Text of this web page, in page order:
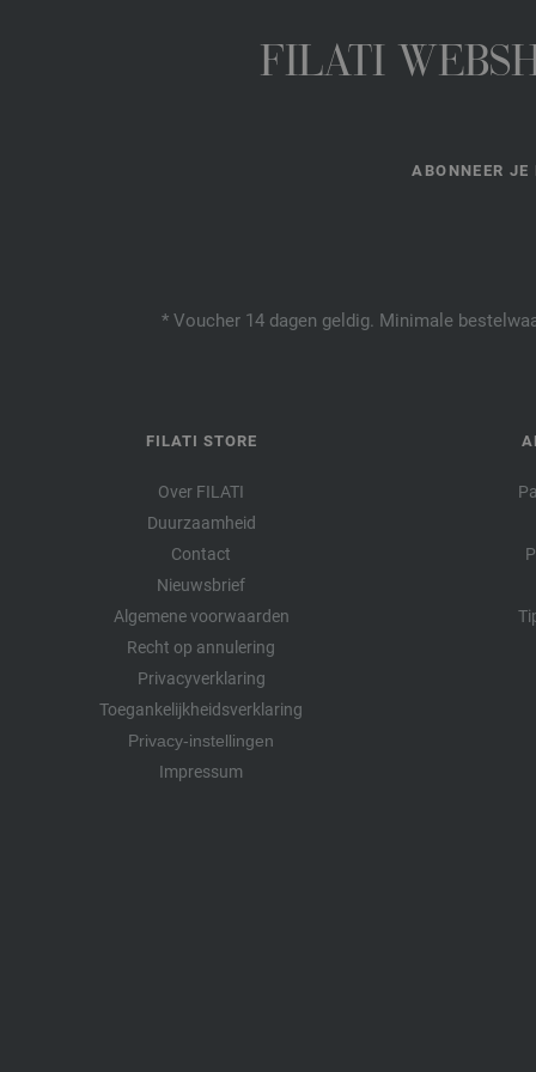
FILATI
ABONNEER
* Voucher 14 dagen geldig. Minimale
FILATI STORE
Over FILATI
Duurzaamheid
Contact
Nieuwsbrief
Algemene voorwaarden
Recht op annulering
Privacyverklaring
Toegankelijkheidsverklaring
Privacy-instellingen
Impressum